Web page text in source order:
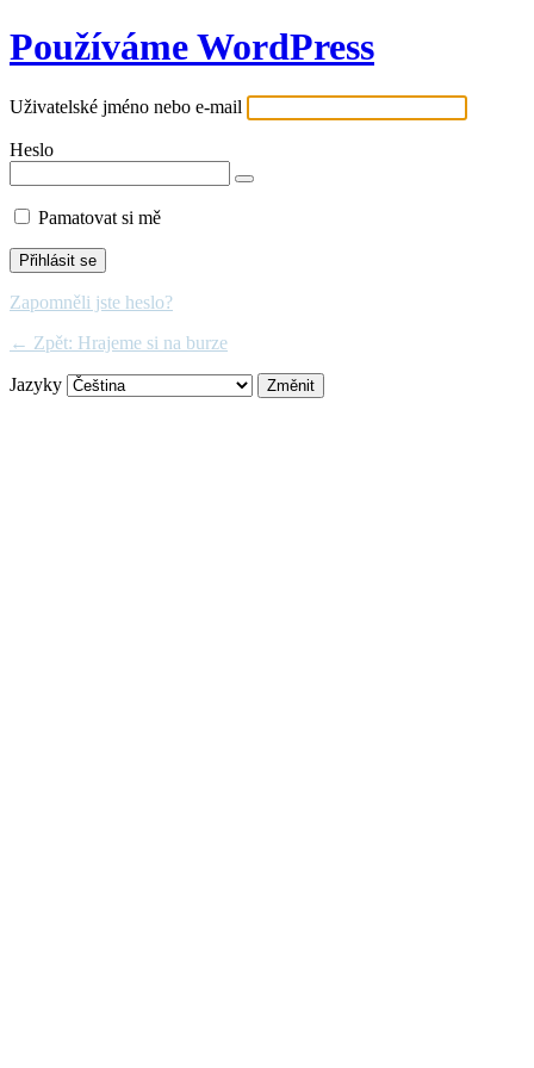
Používáme WordPress
Uživatelské jméno nebo e-mail
Heslo
Pamatovat si mě
Zapomněli jste heslo?
← Zpět: Hrajeme si na burze
Jazyky